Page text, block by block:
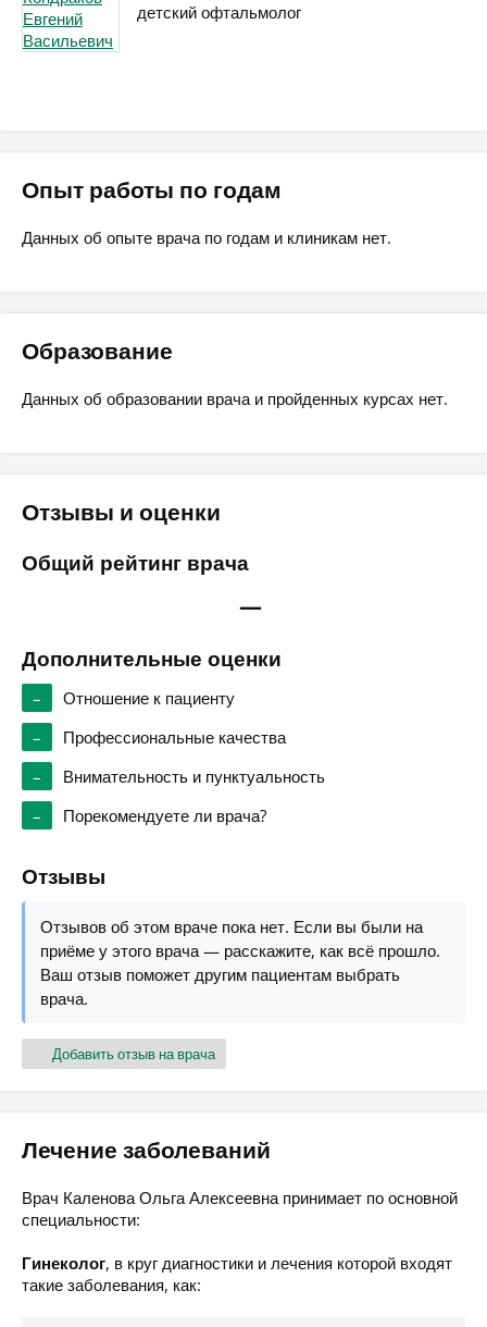
детский офтальмолог
Опыт работы по годам
Данных об опыте врача по годам и клиникам нет.
Образование
Данных об образовании врача и пройденных курсах нет.
Отзывы и оценки
Общий рейтинг врача
—
Дополнительные оценки
–
Отношение к пациенту
–
Профессиональные качества
–
Внимательность и пунктуальность
–
Порекомендуете ли врача?
Отзывы
Отзывов об этом враче пока нет. Если вы были на
приёме у этого врача — расскажите, как всё прошло.
Ваш отзыв поможет другим пациентам выбрать
врача.
Добавить отзыв на врача
Лечение заболеваний
Врач Каленова Ольга Алексеевна принимает по основной
специальности:
Гинеколог, в круг диагностики и лечения которой входят
такие заболевания, как: